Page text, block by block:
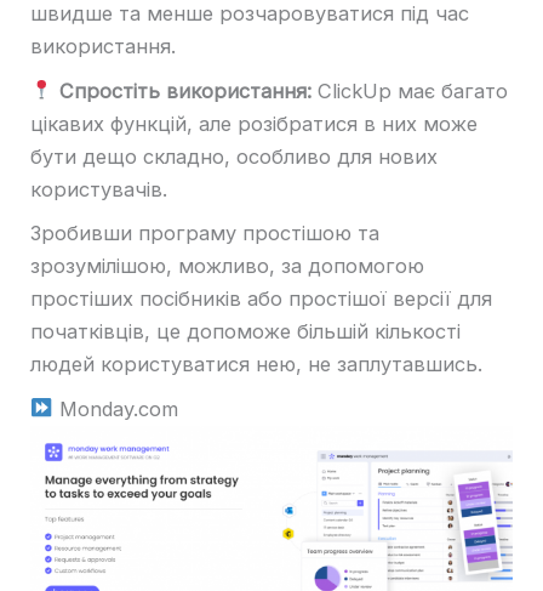
швидше та менше розчаровуватися під час
використання.
Спростіть використання:ClickUp має багато
цікавих функцій, але розібратися в них може
бути дещо складно, особливо для нових
користувачів.
Зробивши програму простішою та
зрозумілішою, можливо, за допомогою
простіших посібників або простішої версії для
початківців, це допоможе більшій кількості
людей користуватися нею, не заплутавшись.
Monday.com